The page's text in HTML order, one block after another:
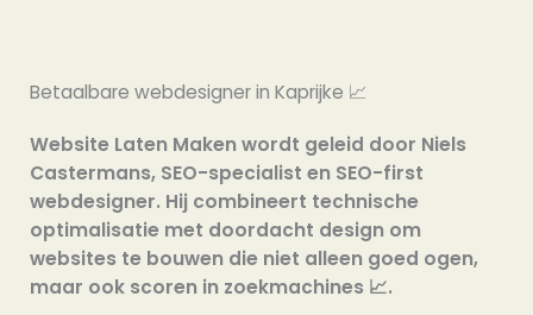
Betaalbare webdesigner in Kaprijke 📈
Website Laten Maken wordt geleid door Niels
Castermans, SEO-specialist en SEO-first
webdesigner. Hij combineert technische
optimalisatie met doordacht design om
websites te bouwen die niet alleen goed ogen,
maar ook scoren in zoekmachines 📈.